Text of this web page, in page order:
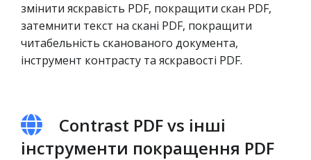
змінити яскравість PDF, покращити скан PDF,
затемнити текст на скані PDF, покращити
читабельність сканованого документа,
інструмент контрасту та яскравості PDF.
Contrast PDF vs інші
інструменти покращення PDF